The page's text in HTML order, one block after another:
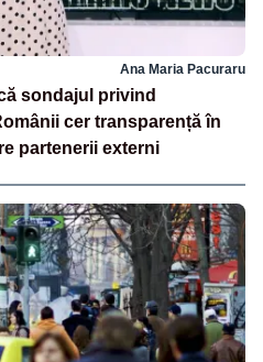
Ana Maria Pacuraru
sondajul privind
cer transparență în
partenerii externi